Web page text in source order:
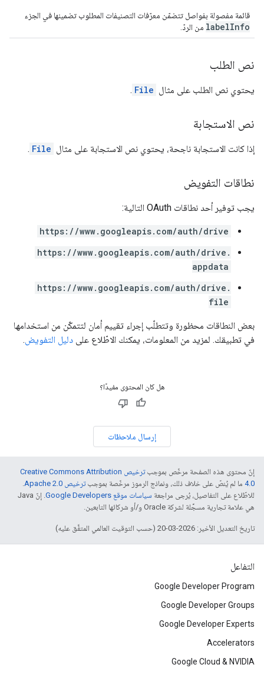
قائمة مفصولة بفواصل تتضمّن معرّفات التصنيفات المطلوب تضمينها في الجزء
labelInfo من الردّ.
نص الطلب
يحتوي نص الطلب على مثال File
.
نص الاستجابة
إذا كانت الاستجابة ناجحة، يحتوي نص الاستجابة على مثال File
.
نطاقات التفويض
يجب توفير أحد نطاقات OAuth التالية:
https://www.googleapis.com/auth/drive
https://www.googleapis.com/auth/drive.
appdata
https://www.googleapis.com/auth/drive.
file
بعض النطاقات محظورة وتتطلّب إجراء تقييم أمان لتتمكّن من استخدامها
في تطبيقك. لمزيد من المعلومات، يمكنك الاطّلاع على دليل التفويض.
هل كان المحتوى مفيدًا؟
إرسال ملاحظات
إنّ محتوى هذه الصفحة مرخّص بموجب
ترخيص Creative Commons Attribution
4.0‏ ما لم يُنصّ على خلاف ذلك، ونماذج الرموز مرخّصة بموجبترخيص Apache 2.0‏
.
للاطّلاع على التفاصيل، يُرجى مراجعة سياسات موقع Google Developers‏
. إنّ Java
هي علامة تجارية مسجَّلة لشركة Oracle و/أو شركائها التابعين.
تاريخ التعديل الأخير: 2026-03-20 (حسب التوقيت العالمي المتفَّق عليه)
التفاعل
Google Developer Program
Google Developer Groups
Google Developer Experts
Accelerators
Google Cloud & NVIDIA